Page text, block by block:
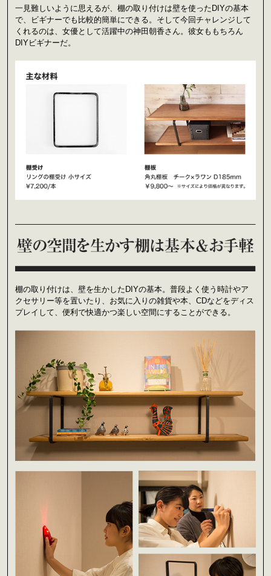
一見難しいように思えるが、棚の取り付けは壁を使ったDIYの基本
で、ビギナーでも比較的簡単にできる。そして今回チャレンジして
くれるのは、女優として活躍中の神田朝香さん。彼女ももちろん
DIYビギナーだ。
棚の取り付けは、壁を生かしたDIYの基本。普段よく使う時計やア
クセサリー等を置いたり、お気に入りの雑貨や本、CDなどをディス
プレイして、便利で快適かつ楽しい空間にすることができる。